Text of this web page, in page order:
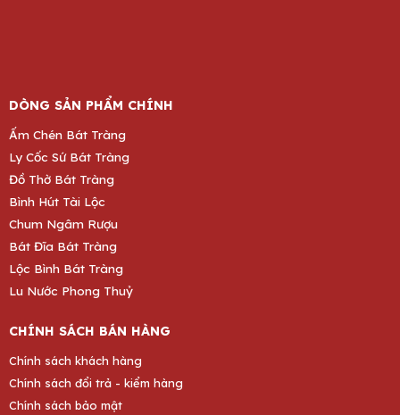
DÒNG SẢN PHẨM CHÍNH
Ấm Chén Bát Tràng
Ly Cốc Sứ Bát Tràng
Đồ Thờ Bát Tràng
Bình Hút Tài Lộc
Chum Ngâm Rượu
Bát Đĩa Bát Tràng
Lộc Bình Bát Tràng
Lu Nước Phong Thuỷ
CHÍNH SÁCH BÁN HÀNG
Chính sách khách hàng
Chính sách đổi trả - kiểm hàng
Chính sách bảo mật